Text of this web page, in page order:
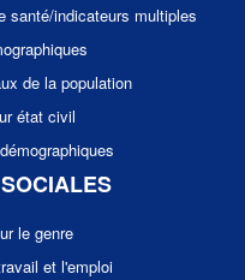
santé/indicateurs multiples
de la population
état civil
le genre
et l'emploi